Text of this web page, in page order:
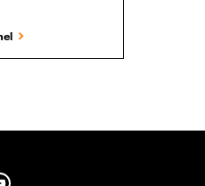
dans un nouvel onglet